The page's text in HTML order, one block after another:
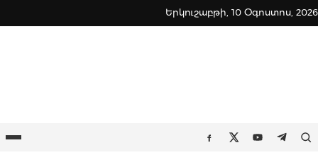
to
Երկուշաբթի, 10 Օգոստոս, 2026
Ընտրացանկ Facebook
TwitterYoutube